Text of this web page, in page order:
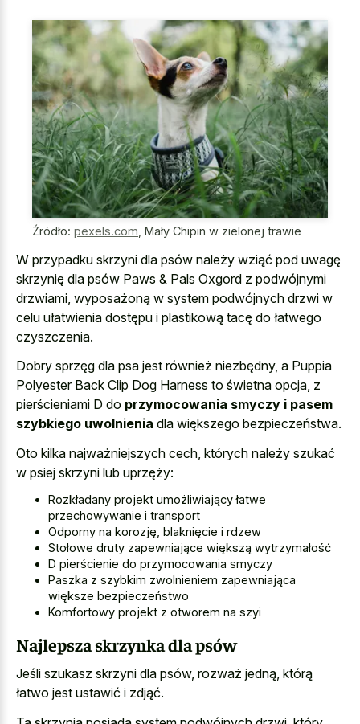
Źródło: pexels.com Mały Chipin w zielonej trawie
W przypadku skrzyni dla psów należy wziąć pod uwagę
skrzynię dla psów Paws & Pals Oxgord z podwójnymi
drzwiami, wyposażoną w system podwójnych drzwi w
celu ułatwienia dostępu i plastikową tacę do łatwego
czyszczenia.
Dobry sprzęg dla psa jest również niezbędny, a Puppia
Polyester Back Clip Dog Harness to świetna opcja, z
pierścieniami D do przymocowania smyczy i pasem
szybkiego uwolnienia dla większego bezpieczeństwa.
Oto kilka najważniejszych cech, których należy szukać
w psiej skrzyni lub uprzęży:
Rozkładany projekt umożliwiający łatwe
przechowywanie i transport
Odporny na korozję, blaknięcie i rdzew
Stołowe druty zapewniające większą wytrzymałość
D pierścienie do przymocowania smyczy
Paszka z szybkim zwolnieniem zapewniająca
większe bezpieczeństwo
Komfortowy projekt z otworem na szyi
Najlepsza skrzynka dla psów
Jeśli szukasz skrzyni dla psów, rozważ jedną, którą
łatwo jest ustawić i zdjąć.